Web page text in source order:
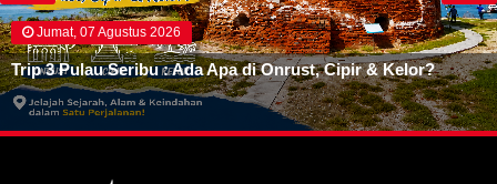
Jumat, 07 Agustus 2026
Trip 3 Pulau Seribu : Ada Apa di Onrust, Cipir & Kelor?